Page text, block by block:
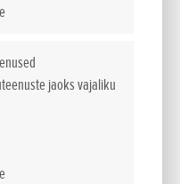
jaoks vajaliku
ja
Twin jõuab peagi taas